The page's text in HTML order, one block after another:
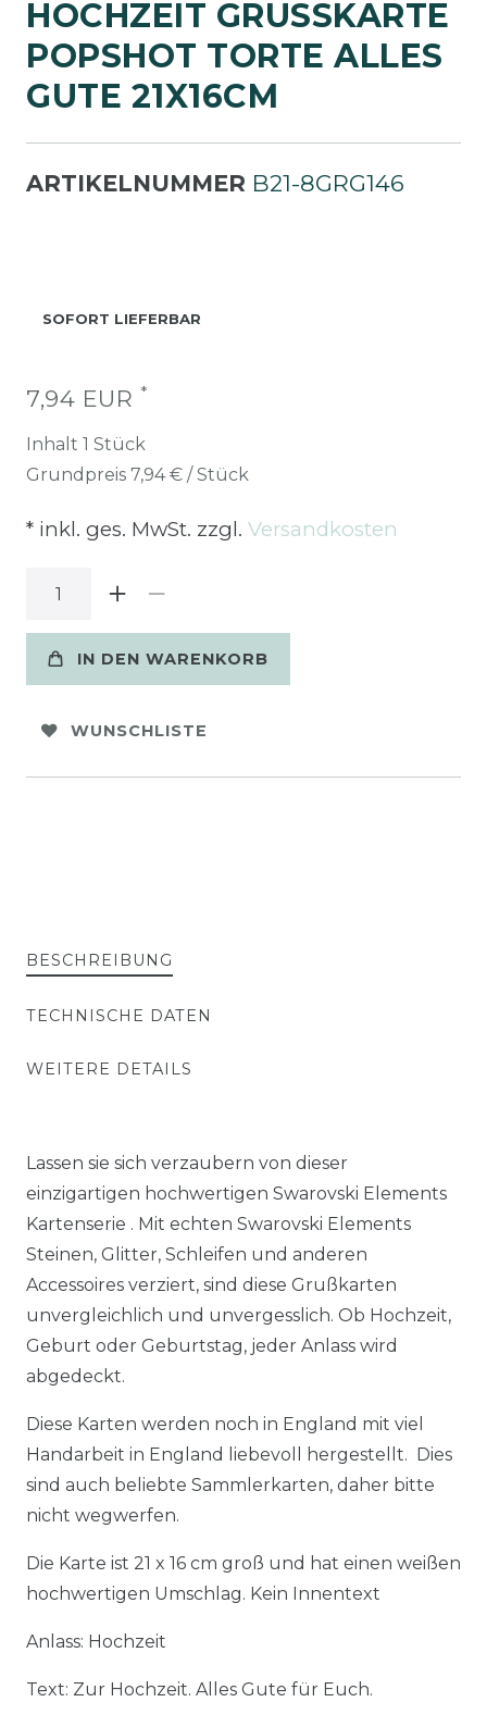
HOCHZEIT GRUSSKARTE P
OPSHOT TORTE ALLES G
UTE 21X16CM
ARTIKELNUMMER B21-8GRG146
SOFORT LIEFERBAR
7,94 EUR *
Inhalt 1 Stück
Grundpreis 7,94 € / Stück
* inkl. ges. MwSt. zzgl. Versandkosten
IN DEN WARENKORB
WUNSCHLISTE
BESCHREIBUNG
TECHNISCHE DATEN
WEITERE DETAILS
Lassen sie sich verzaubern von dieser
einzigartigen hochwertigen Swarovski Elements
Kartenserie . Mit echten Swarovski Elements
Steinen, Glitter, Schleifen und anderen
Accessoires verziert, sind diese Grußkarten
unvergleichlich und unvergesslich. Ob Hochzeit,
Geburt oder Geburtstag, jeder Anlass wird
abgedeckt.
Diese Karten werden noch in England mit viel
Handarbeit in England liebevoll hergestellt. Dies
sind auch beliebte Sammlerkarten, daher bitte
nicht wegwerfen.
Die Karte ist 21 x 16 cm groß und hat einen weißen
hochwertigen Umschlag. Kein Innentext
Anlass: Hochzeit
Text: Zur Hochzeit. Alles Gute für Euch.